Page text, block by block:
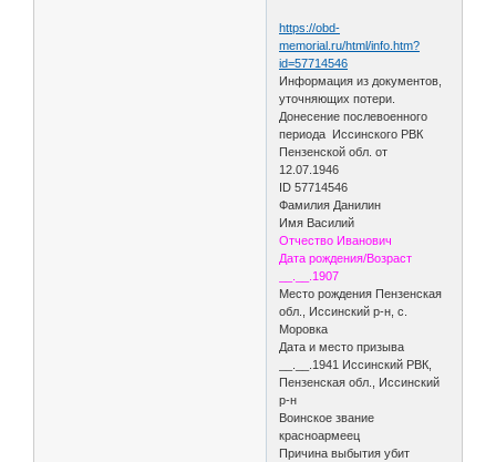
https://obd-
memorial.ru/html/info.htm?
id=57714546
Информация из документов,
уточняющих потери.
Донесение послевоенного
периода Иссинского РВК
Пензенской обл. от
12.07.1946
ID 57714546
Фамилия Данилин
Имя Василий
Отчество Иванович
Дата рождения/Возраст
__.__.1907
Место рождения Пензенская
обл., Иссинский р-н, с.
Моровка
Дата и место призыва
__.__.1941 Иссинский РВК,
Пензенская обл., Иссинский
р-н
Воинское звание
красноармеец
Причина выбытия убит